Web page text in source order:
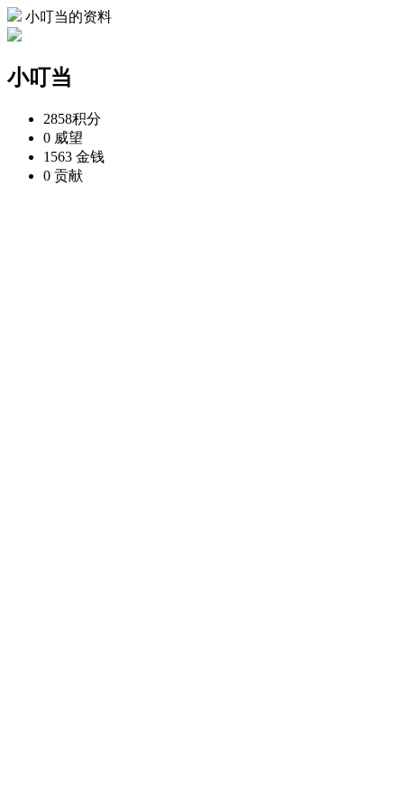
小叮当的资料
小叮当
2858积分
0 威望
1563 金钱
0 贡献